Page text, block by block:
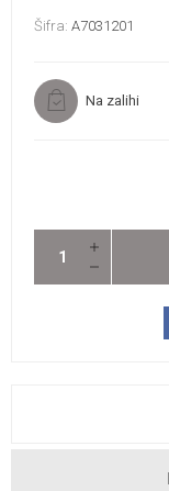
Šifra: A7031201
Na zalihi